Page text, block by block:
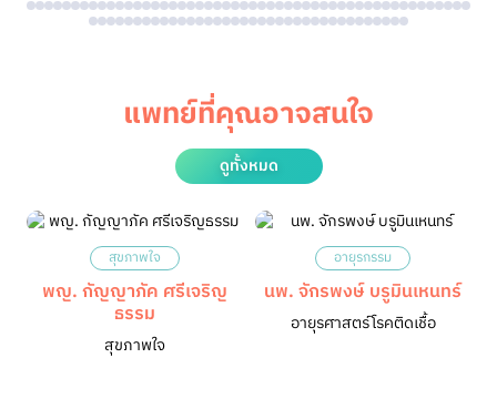
แพทย์ที่คุณอาจสนใจ
ดูทั้งหมด
สุขภาพใจ
พญ. กัญญาภัค ศรีเจริญ​
ธรรม
สุขภาพใจ
อายุรกรรม
นพ. จักรพงษ์ บรูมินเหนทร์
อายุรศาสตร์โรคติดเชื้อ